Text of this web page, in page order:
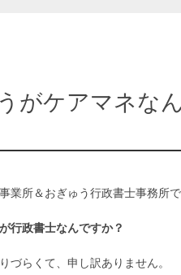
がケアマネな
業所＆おぎゅう行政書士事務所
行政書士なんですか？
づらくて、申し訳ありません。